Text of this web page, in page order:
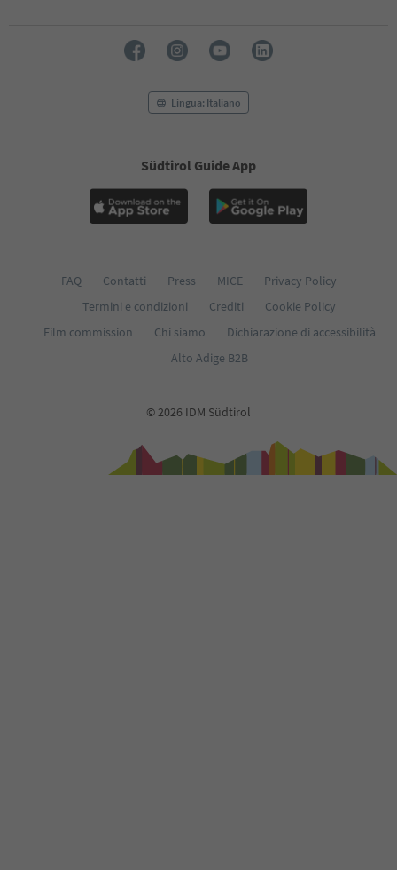
Lingua: Italiano
Südtirol Guide App
FAQ Contatti Press MICE
Privacy Policy
Termini e condizioni
Crediti
Cookie Policy
Film commission
Chi siamo
Dichiarazione di accessibilità
Alto Adige B2B
© 2026 IDM Südtirol